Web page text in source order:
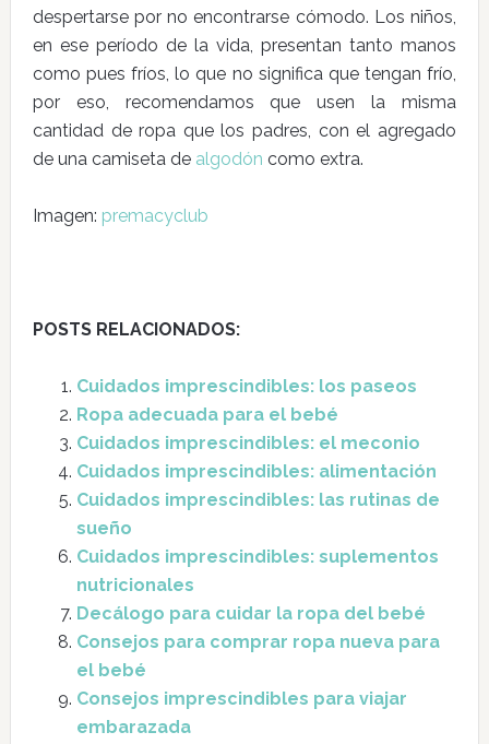
despertarse por no encontrarse cómodo. Los niños,
en ese período de la vida, presentan tanto manos
como pues fríos, lo que no significa que tengan frío,
por eso, recomendamos que usen la misma
cantidad de ropa que los padres, con el agregado
de una camiseta de algodón como extra.
Imagen: premacyclub
POSTS RELACIONADOS:
Cuidados imprescindibles: los paseos
Ropa adecuada para el bebé
Cuidados imprescindibles: el meconio
Cuidados imprescindibles: alimentación
Cuidados imprescindibles: las rutinas de
sueño
Cuidados imprescindibles: suplementos
nutricionales
Decálogo para cuidar la ropa del bebé
Consejos para comprar ropa nueva para
el bebé
Consejos imprescindibles para viajar
embarazada